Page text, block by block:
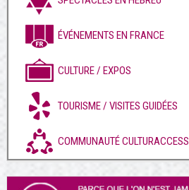
ÉVÉNEMENTS EN FRANCE
CULTURE / EXPOS
TOURISME / VISITES GUIDÉES
COMMUNAUTÉ CULTURACCESS